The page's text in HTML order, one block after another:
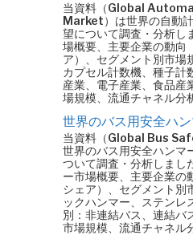
当資料（Global
Market）は世界の自動
望について調査・分析し
場概要、主要企業の動向
ア）、セグメント別市場
カプセル計数機、種子計
産業、電子産業、食品産
場規模、流通チャネル分
世界のバス用安全ハ
当資料（Global Bus
世界のバス用安全ハンマ
ついて調査・分析しまし
ー市場概要、主要企業の
シェア）、セグメント別
ックハンマー、ステンレ
別：非連結バス、連結バ
市場規模、流通チャネル